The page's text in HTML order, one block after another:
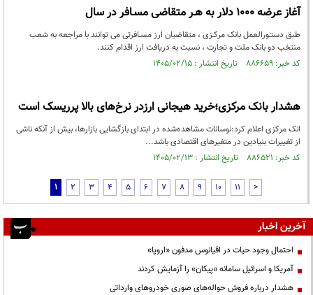
آغاز عرضه ۱۰۰۰ دلار به هـر متقاضی مسـافر در سال
طبق دستـورالعمل ‌بانک مرکـزی ، متقاضیان ‌ارز مسـافرتی می‌ توانند با مراجعه به شعب
منتخب دو بانک ملت و تجارت ، نسبت به دریافت ارز اقدام کنند.
کد خبر: ۸۸۶۶۵۹ تاریخ انتشار : ۱۴۰۵/۰۲/۱۵
هشدار بانک مرکزی؛خرید هیجانی ارزدر نرخ‌های بالا پرریسک است
انک مرکزی اعلام کرد:نوسانات مشاهده‌شده در ابتدای بازگشایی بازارها، بیش از آنکه ناشی
از تغییرات بنیادین در متغیرهای اقتصادی باشد...
کد خبر: ۸۸۶۵۲۱ تاریخ انتشار : ۱۴۰۵/۰۲/۱۳
1 2 3 4 5 6 7 8 9 10 11 >
آخرین اخبار
احتمال وجود حیات در اقیانوس مدفون «اروپا»
آمریکا و اسرائیل سامانه «پیکان» را آزمایش کردند
هشدار درباره فروش حواله‌های صوری خودروهای وارداتی